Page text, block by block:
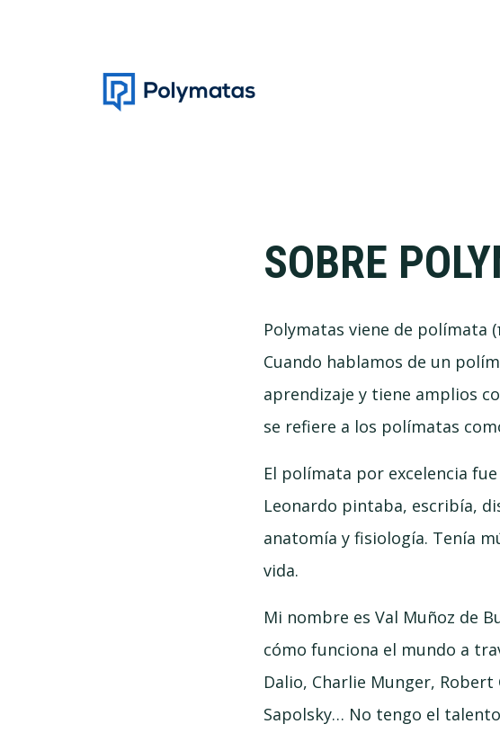
SOBRE
Polymatas viene de polímata
Cuando hablamos de un
aprendizaje y tiene amplios
se refiere a los polímatas
El polímata por excelencia
Leonardo pintaba, escribía,
anatomía y fisiología. Tenía
vida.
Mi nombre es Val Muñoz de
cómo funciona el mundo a
Dalio, Charlie Munger, Robert
Sapolsky… No tengo el